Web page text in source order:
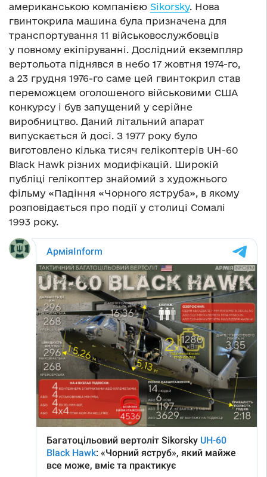
американською компанією Sikorsky. Нова
гвинтокрила машина була призначена для
транспортування 11 військовослужбовців
у повному екіпіруванні. Дослідний екземпляр
вертольота піднявся в небо 17 жовтня 1974-го,
а 23 грудня 1976-го саме цей гвинтокрил став
переможцем оголошеного військовими США
конкурсу і був запущений у серійне
виробництво. Даний літальний апарат
випускається й досі. З 1977 року було
виготовлено кілька тисяч гелікоптерів UH-60
Black Hawk різних модифікацій. Широкій
публіці гелікоптер знайомий з художнього
фільму «Падіння «Чорного яструба», в якому
розповідається про події у столиці Сомалі
1993 року.